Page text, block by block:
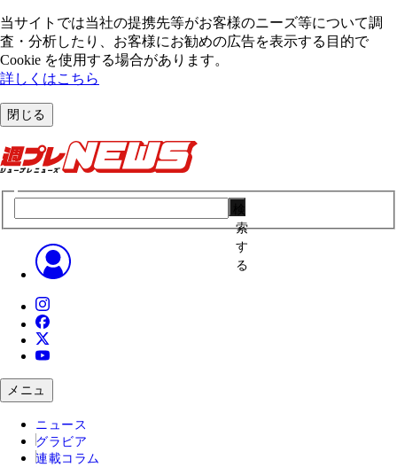
当サイトでは当社の提携先等がお客様のニーズ等について調
査・分析したり、お客様にお勧めの広告を表⽰する⽬的で
Cookie を使⽤する場合があります。
詳しくはこちら
閉じる
索
す
る
メニュ
ニュース
グラビア
連載コラム